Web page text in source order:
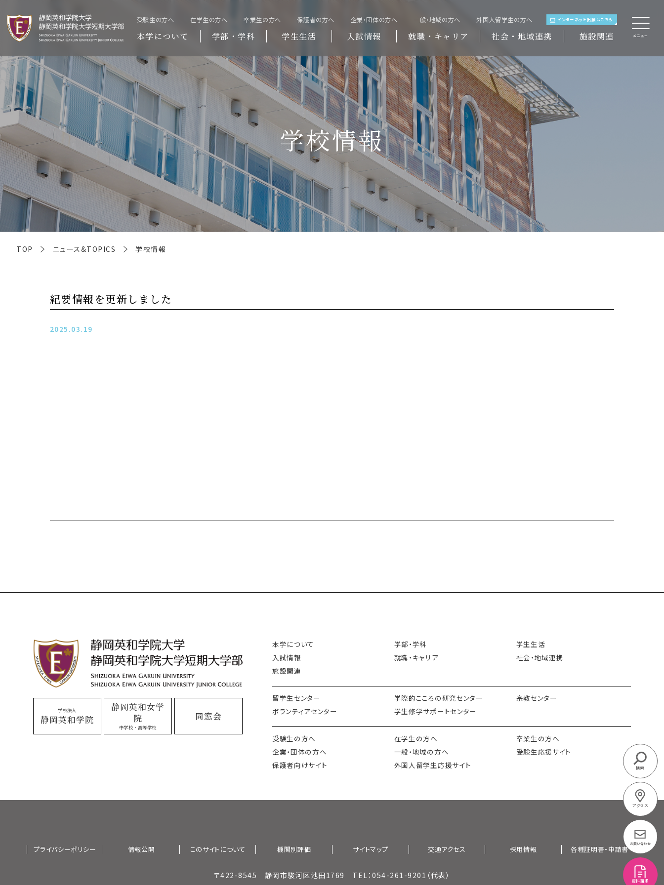
受験生の方へ 在学生の方へ 卒業生の方へ 保護者の方へ 企業・団体の方へ 一般・地域の方へ 外国人留学生の方へ インターネット出願はこちら
本学について 学部・学科 学生生活 入試情報 就職・キャリア 社会・地域連携 施設関連 メニュー
検索
アクセス
お問い合わせ
資料請求
学校情報
TOP ニュース&TOPICS 学校情報
紀要情報を更新しました
2025.03.19
学校法人
静岡英和学院
静岡英和女学
院
中学校・高等学校
同窓会
本学について 学部・学科
学生生活
入試情報
就職・キャリア
社会・地域連携
施設関連
留学生センター 学際的こころの研究センター
宗教センター
ボランティアセンター
学生修学サポートセンター
受験生の方へ 在学生の方へ
卒業生の方へ
企業・団体の方へ
一般・地域の方へ
受験生応援サイト
保護者向けサイト
外国人留学生応援サイト
プライバシーポリシー 情報公開 このサイトについて 機関別評価 サイトマップ 交通アクセス 採用情報 各種証明書・申請書
〒422-8545 静岡市駿河区池田1769 TEL：054-261-9201（代表）